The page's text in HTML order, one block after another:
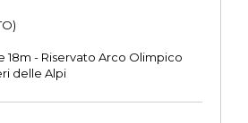
18m - Riservato Arco Olimpico
delle Alpi